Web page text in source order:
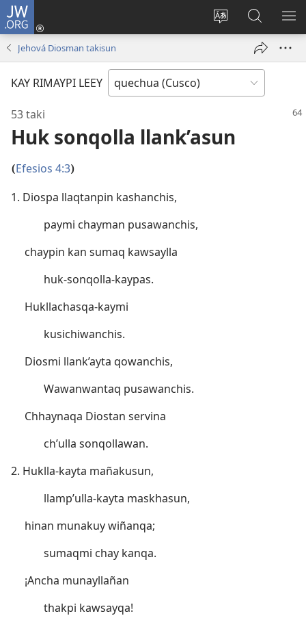
JW.ORG
Direccionpi
Sutiykiwan
jaykuy
nueva
JW.ORG
nisqapi
maskhay
Jehová Diosman takisun
KAY RIMAYPI LEEY
53 taki
Huk sonqolla llank’asun
(Efesios 4:3)
1. Diospa llaqtanpin kashanchis,
paymi chayman pusawanchis,
chaypin kan sumaq kawsaylla
huk-sonqolla-kaypas.
Hukllachasqa-kaymi
kusichiwanchis.
Diosmi llank’ayta qowanchis,
Wawanwantaq pusawanchis.
Chhaynaqa Diostan servina
ch’ulla sonqollawan.
2. Huklla-kayta mañakusun,
llamp’ulla-kayta maskhasun,
hinan munakuy wiñanqa;
sumaqmi chay kanqa.
¡Ancha munayllañan
thakpi kawsayqa!